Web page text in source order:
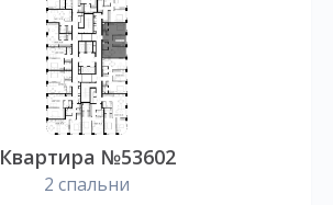
Квартира №53602
2 спальни